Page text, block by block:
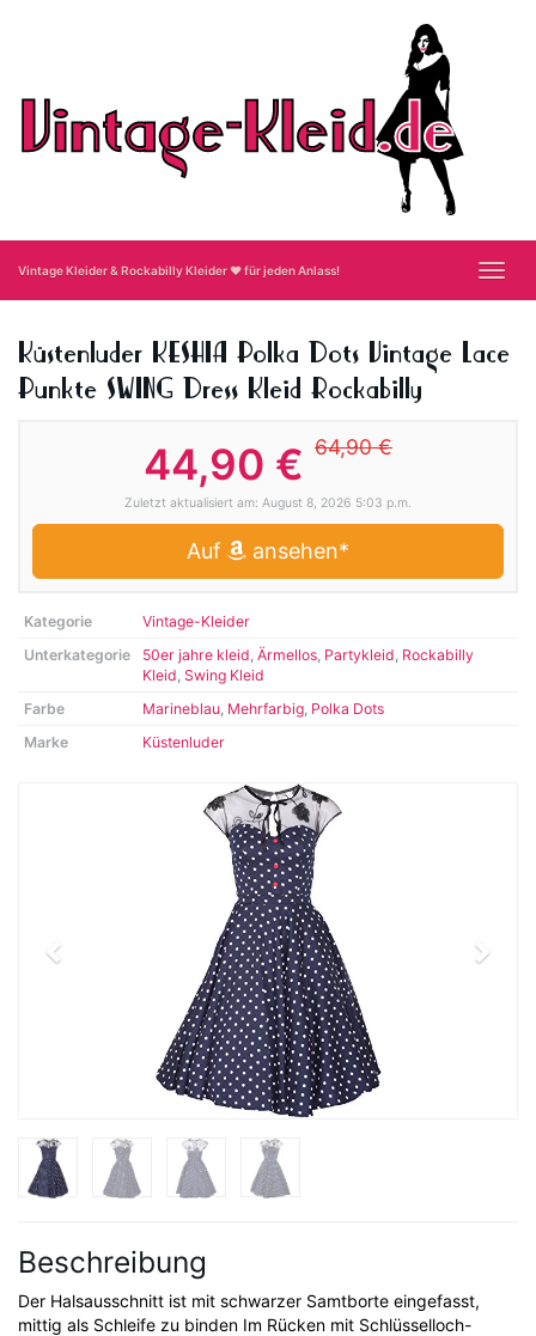
Vintage Kleider & Rockabilly Kleider ❤ für jeden Anlass!
Küstenluder KESHIA Polka Dots Vintage Lace
Punkte SWING Dress Kleid Rockabilly
44,90 € 64,90 €
Zuletzt aktualisiert am: August 8, 2026 5:03 p.m.
Auf ansehen*
Kategorie
Vintage-Kleider
Unterkategorie
50er jahre kleid, Ärmellos, Partykleid, Rockabilly
Kleid, Swing Kleid
Farbe
Marineblau, Mehrfarbig, Polka Dots
Marke
Küstenluder
Beschreibung
Der Halsausschnitt ist mit schwarzer Samtborte eingefasst,
mittig als Schleife zu binden Im Rücken mit Schlüsselloch-